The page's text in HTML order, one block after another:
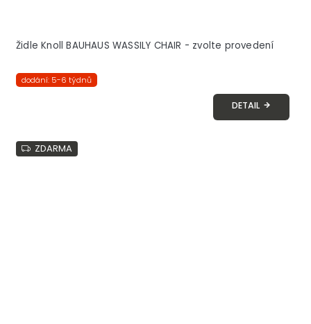
Židle Knoll BAUHAUS WASSILY CHAIR - zvolte provedení
dodání: 5-6 týdnů
DETAIL
ZDARMA